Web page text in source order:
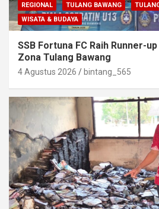
REGIONAL
TULANG BAWANG
WISATA & BUDAYA
SSB Fortuna FC Raih Runner-
Zona Tulang Bawang
4 Agustus 2026 bintang_565